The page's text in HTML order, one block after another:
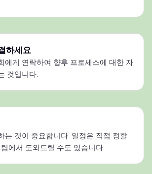
하세요
에게 연락하여 향후 프로세스에 대한 자
것입니다.
는 것이 중요합니다. 일정은 직접 정할
에서 도와드릴 수도 있습니다.